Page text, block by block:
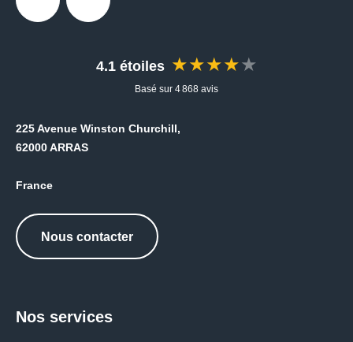
4.1 étoiles ★★★★★
Basé sur 4 868 avis
225 Avenue Winston Churchill,
62000 ARRAS
France
Nous contacter
Nos services
Facebook Messenger